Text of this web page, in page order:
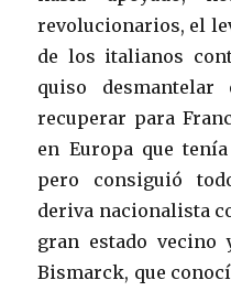
revolucionarios, el
de los italianos
quiso
recuperar para
en Europa que
pero consiguió
deriva nacionalista
gran estado
Bismarck, que